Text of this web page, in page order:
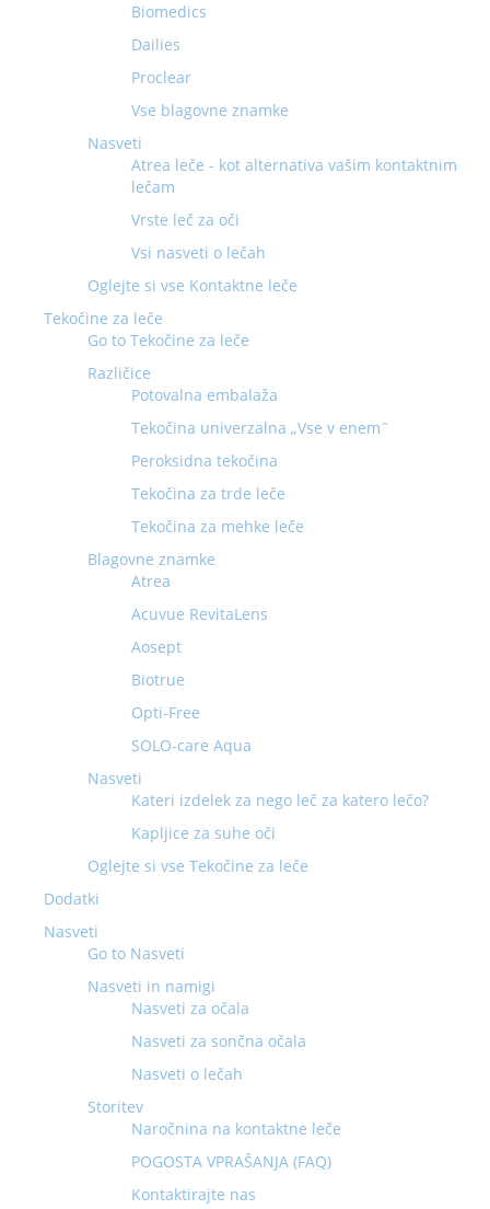
Biomedics
Dailies
Proclear
Vse blagovne znamke
Nasveti
Atrea leče - kot alternativa vašim kontaktnim
lečam
Vrste leč za oči
Vsi nasveti o lečah
Oglejte si vse Kontaktne leče
Tekočine za leče
Go to Tekočine za leče
Različice
Potovalna embalaža
Tekočina univerzalna „Vse v enem˝
Peroksidna tekočina
Tekočina za trde leče
Tekočina za mehke leče
Blagovne znamke
Atrea
Acuvue RevitaLens
Aosept
Biotrue
Opti-Free
SOLO-care Aqua
Nasveti
Kateri izdelek za nego leč za katero lečo?
Kapljice za suhe oči
Oglejte si vse Tekočine za leče
Dodatki
Nasveti
Go to Nasveti
Nasveti in namigi
Nasveti za očala
Nasveti za sončna očala
Nasveti o lečah
Storitev
Naročnina na kontaktne leče
POGOSTA VPRAŠANJA (FAQ)
Kontaktirajte nas